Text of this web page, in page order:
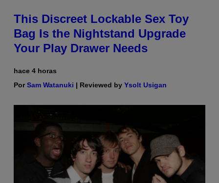
This Discreet Lockable Sex Toy
Bag Is the Nightstand Upgrade
Your Play Drawer Needs
hace 4 horas
PorSam Watanuki | Reviewed by Ysolt Usigan